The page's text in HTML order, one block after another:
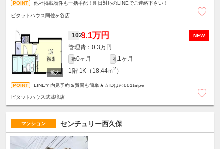
他社掲載物件も一括手配！即日対応のLINEでご連絡下さい！
ピタットハウス阿佐ヶ谷店
NEW
1028.1万円
0.3万円
敷0ヶ月 礼1ヶ月
1階 1K（18.44ｍ2 ）
LINEで内見予約＆質問も簡単★☆IDは@881tatpe
ピタットハウス武蔵境店
マンション センチュリー西久保